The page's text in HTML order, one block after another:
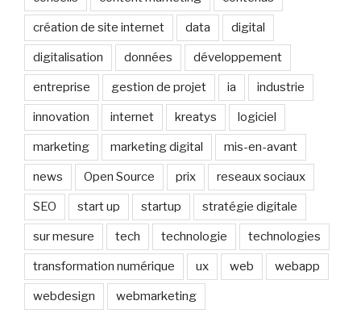
création de site internet data digital
digitalisation données développement
entreprise gestion de projet ia industrie
innovation internet kreatys logiciel
marketing marketing digital mis-en-avant
news Open Source prix reseaux sociaux
SEO start up startup stratégie digitale
sur mesure tech technologie technologies
transformation numérique ux web webapp
webdesign webmarketing